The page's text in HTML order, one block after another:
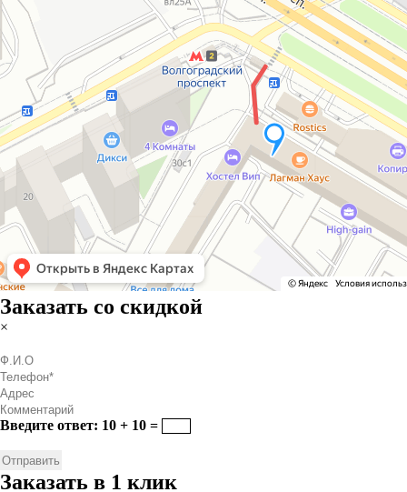
Заказать со скидкой
×
Введите ответ: 10 + 10 =
Заказать в 1 клик